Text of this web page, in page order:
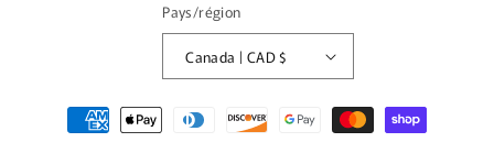
Pays/région
Canada | CAD $
Moyens